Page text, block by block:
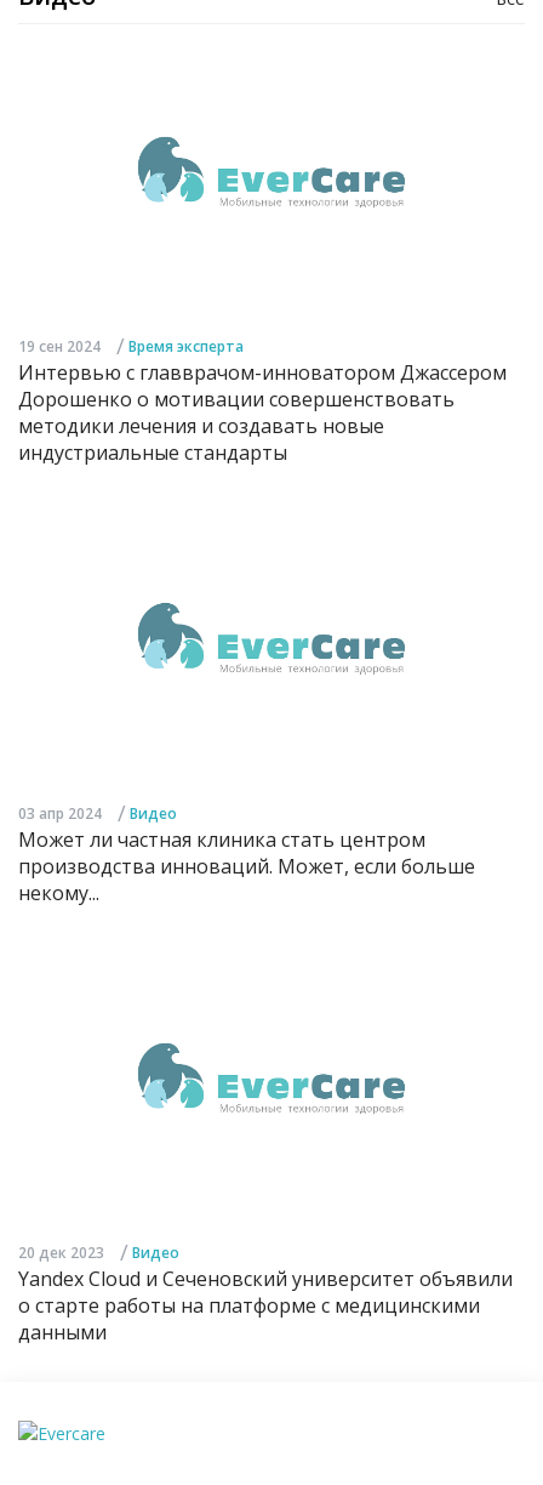
19 сен 2024 / Время эксперта
Интервью с главврачом-инноватором Джассером
Дорошенко о мотивации совершенствовать
методики лечения и создавать новые
индустриальные стандарты
03 апр 2024 / Видео
Может ли частная клиника стать центром
производства инноваций. Может, если больше
некому...
20 дек 2023 / Видео
Yandex Cloud и Сеченовский университет объявили
о старте работы на платформе с медицинскими
данными